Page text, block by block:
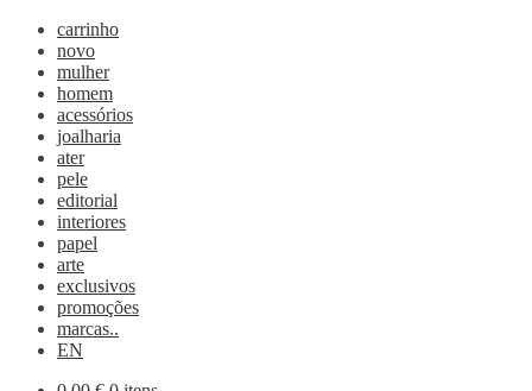
carrinho
novo
mulher
homem
acessórios
joalharia
ater
pele
editorial
interiores
papel
arte
exclusivos
promoções
marcas..
EN